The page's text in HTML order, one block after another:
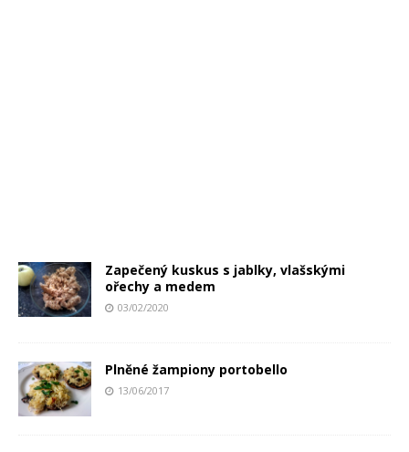
Zapečený kuskus s jablky, vlašskými
ořechy a medem
03/02/2020
Plněné žampiony portobello
13/06/2017